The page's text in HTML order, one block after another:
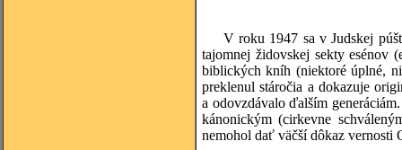
V roku 1947 sa v Judskej
tajomnej židovskej sekty esénov
biblických kníh (niektoré úplné,
preklenul stáročia a dokazuje
a odovzdávalo ďalším
kánonickým (cirkevne
nemohol dať väčší dôkaz vernosti